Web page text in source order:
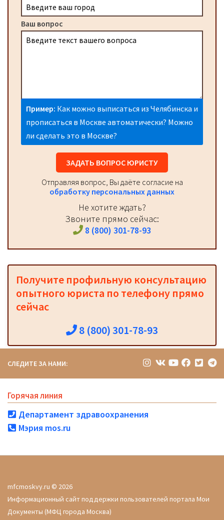
Ваш вопрос
Пример: Как можно выписаться из Челябинска и
прописаться в Москве автоматически? Можно
ли сделать это в Москве?
ЗАДАТЬ ВОПРОС ЮРИСТУ
Отправляя вопрос, Вы даёте согласие на
обработку персональных данных
Не хотите ждать?
Звоните прямо сейчас:
8 (800) 301-78-93
Получите профильную консультацию
опытного юриста по телефону прямо
сейчас
8 (800) 301-78-93
СЛЕДИТЕ ЗА НАМИ:
Горячая линия
Департамент здравоохранения
Мэрия mos.ru
mfcmoskvy.ru © 2026
Информационный сайт поддержки пользователей портала Мои
Документы (МФЦ города Москва)